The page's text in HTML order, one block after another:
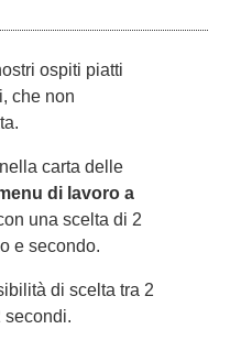
ospiti piatti
che non
carta delle
di lavoro a
una scelta di 2
e secondo.
di scelta tra 2
secondi.